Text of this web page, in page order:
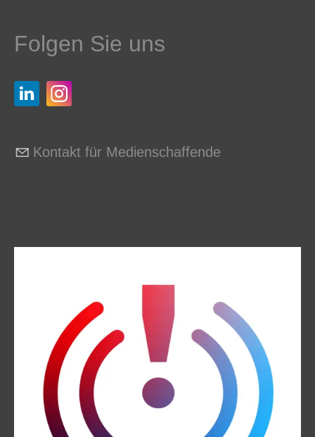
Folgen Sie uns
Kontakt für Medienschaffende